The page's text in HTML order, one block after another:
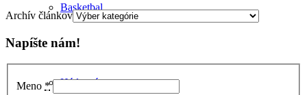
Basketbal
Hádzaná
Archív článkov
Napíšte nám!
Meno *